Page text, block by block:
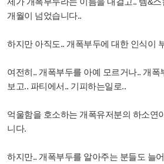
개월이 넘었습니다..
하지만 아직도.. 개폭부두에 대한 인식이
여전히.. 개폭부두를 아예 모르거나.. 개
보고.. 파티에서.. 기피하는일로..
억울함을 호소하는 개폭유저분의 하소연
니다.
하지만.. 개폭부두를 알아주는 분들도 늘